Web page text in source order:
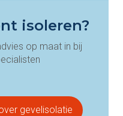
isoleren?
op maat in bij
gevelisolatie